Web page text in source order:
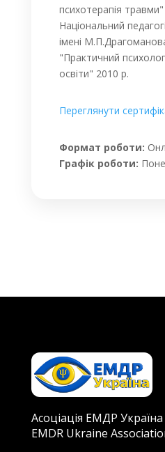
психотерапія
Національний
імені
"Практичний
освіти" 2010 р.
Переглянути
Формат роботи:
Графік роботи:
Асоціація ЕМДР Україна
EMDR Ukraine